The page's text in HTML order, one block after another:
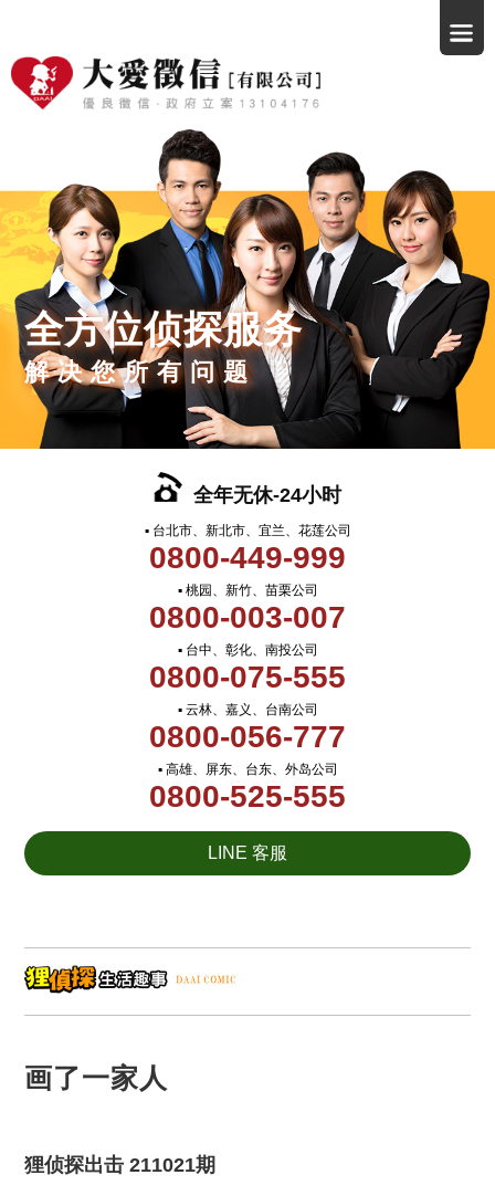
全方位侦探服务
解决您所有问题
全年无休-24小时
▪ 台北市、新北市、宜兰、花莲公司
0800-449-999
▪ 桃园、新竹、苗栗公司
0800-003-007
▪ 台中、彰化、南投公司
0800-075-555
▪ 云林、嘉义、台南公司
0800-056-777
▪ 高雄、屏东、台东、外岛公司
0800-525-555
LINE 客服
画了一家人
狸侦探出击 211021期